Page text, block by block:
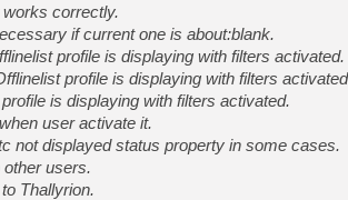
correctly.
if current one is about:blank.
profile is displaying with filters activated.
profile is displaying with filters
is displaying with filters activated.
user activate it.
not displayed status property in some cases.
users.
Thallyrion.